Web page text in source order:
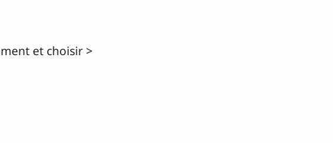
et choisir >